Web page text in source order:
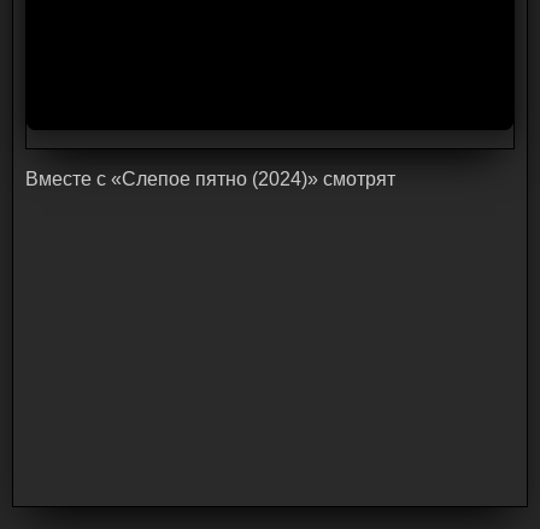
Bмecтe c «Слепое пятно (2024)» cмoтpят